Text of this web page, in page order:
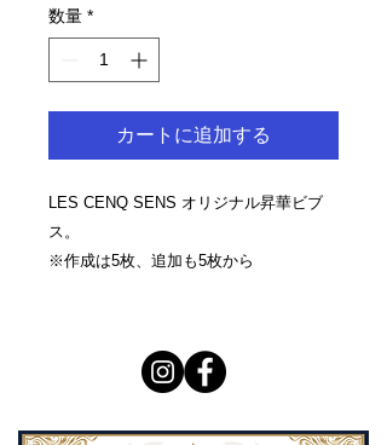
数量 *
カートに追加する
LES CENQ SENS オリジナル昇華ビブ
ス。
※作成は5枚、追加も5枚から